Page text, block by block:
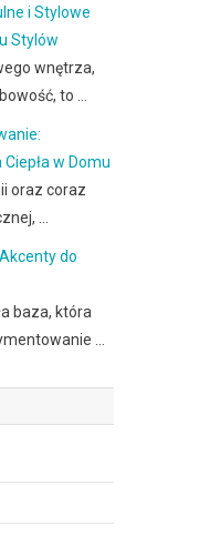
i Stylowe
Stylów
wnętrza,
to …
w Domu
oraz coraz
…
do
baza, która
…